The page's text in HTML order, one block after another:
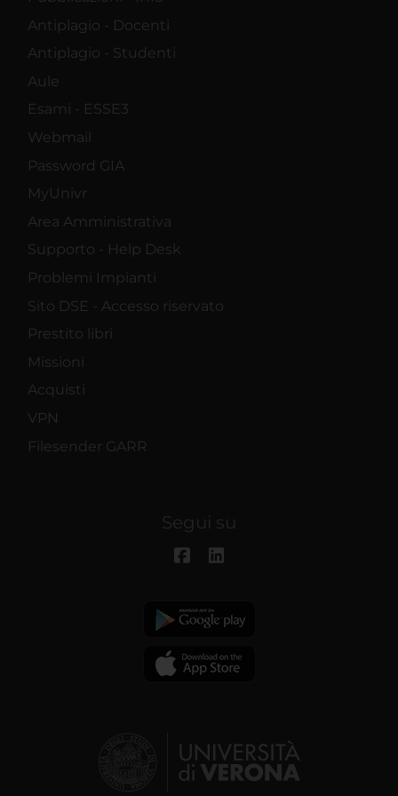
Antiplagio - Docenti
Antiplagio - Studenti
Aule
Esami - ESSE3
Webmail
Password GIA
MyUnivr
Area Amministrativa
Supporto - Help Desk
Problemi Impianti
Sito DSE - Accesso riservato
Prestito libri
Missioni
Acquisti
VPN
Filesender GARR
Segui su